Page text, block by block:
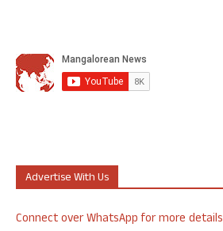
Advertise With Us
Connect over WhatsApp for more details